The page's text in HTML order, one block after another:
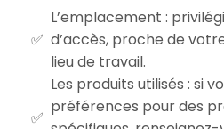
L’emplacement :
d’accès, proche de
lieu de travail.
Les produits utilisés : si
préférences pour des